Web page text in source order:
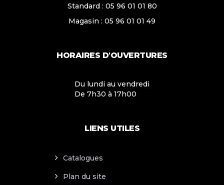
Standard : 05 96 01 01 80
Magasin : 05 96 01 01 49
HORAIRES D'OUVERTURES
Du lundi au vendredi
De 7h30 à 17h00
LIENS UTILES
Catalogues
Plan du site